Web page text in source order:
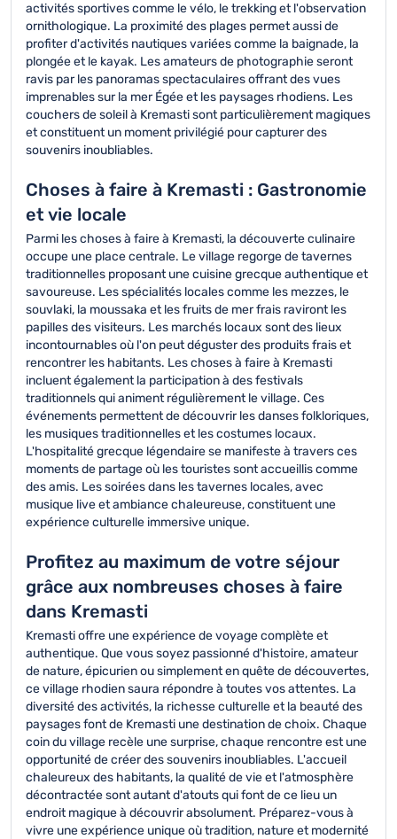
activités sportives comme le vélo, le trekking et l'observation
ornithologique. La proximité des plages permet aussi de
profiter d'activités nautiques variées comme la baignade, la
plongée et le kayak. Les amateurs de photographie seront
ravis par les panoramas spectaculaires offrant des vues
imprenables sur la mer Égée et les paysages rhodiens. Les
couchers de soleil à Kremasti sont particulièrement magiques
et constituent un moment privilégié pour capturer des
souvenirs inoubliables.
Choses à faire à Kremasti : Gastronomie
et vie locale
Parmi les choses à faire à Kremasti, la découverte culinaire
occupe une place centrale. Le village regorge de tavernes
traditionnelles proposant une cuisine grecque authentique et
savoureuse. Les spécialités locales comme les mezzes, le
souvlaki, la moussaka et les fruits de mer frais raviront les
papilles des visiteurs. Les marchés locaux sont des lieux
incontournables où l'on peut déguster des produits frais et
rencontrer les habitants. Les choses à faire à Kremasti
incluent également la participation à des festivals
traditionnels qui animent régulièrement le village. Ces
événements permettent de découvrir les danses folkloriques,
les musiques traditionnelles et les costumes locaux.
L'hospitalité grecque légendaire se manifeste à travers ces
moments de partage où les touristes sont accueillis comme
des amis. Les soirées dans les tavernes locales, avec
musique live et ambiance chaleureuse, constituent une
expérience culturelle immersive unique.
Profitez au maximum de votre séjour
grâce aux nombreuses choses à faire
dans Kremasti
Kremasti offre une expérience de voyage complète et
authentique. Que vous soyez passionné d'histoire, amateur
de nature, épicurien ou simplement en quête de découvertes,
ce village rhodien saura répondre à toutes vos attentes. La
diversité des activités, la richesse culturelle et la beauté des
paysages font de Kremasti une destination de choix. Chaque
coin du village recèle une surprise, chaque rencontre est une
opportunité de créer des souvenirs inoubliables. L'accueil
chaleureux des habitants, la qualité de vie et l'atmosphère
décontractée sont autant d'atouts qui font de ce lieu un
endroit magique à découvrir absolument. Préparez-vous à
vivre une expérience unique où tradition, nature et modernité